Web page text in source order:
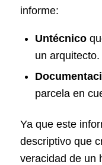
informe:
Untécnico
un arquitecto.
parcela en
Ya que este
descriptivoque
veracidad de un